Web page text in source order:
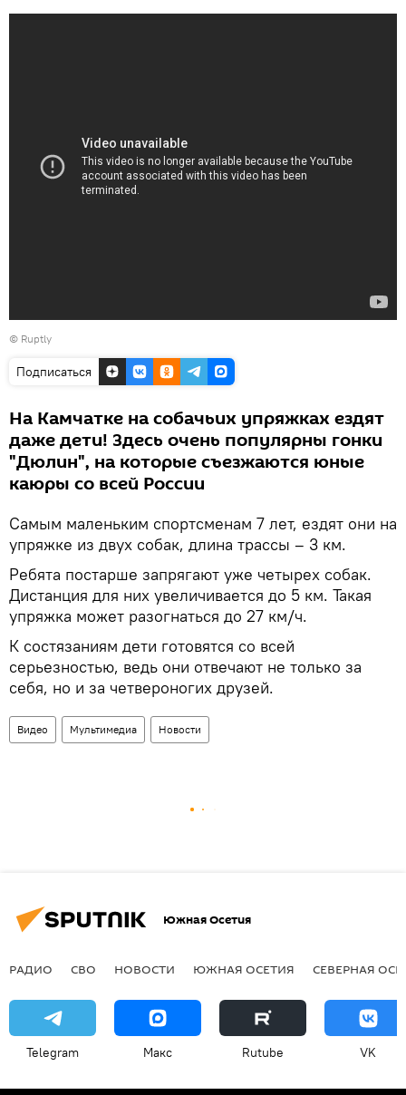
© Ruptly
Подписаться
На Камчатке на собачьих упряжках ездят
даже дети! Здесь очень популярны гонки
"Дюлин", на которые съезжаются юные
каюры со всей России
Самым маленьким спортсменам 7 лет, ездят они на
упряжке из двух собак, длина трассы – 3 км.
Ребята постарше запрягают уже четырех собак.
Дистанция для них увеличивается до 5 км. Такая
упряжка может разогнаться до 27 км/ч.
К состязаниям дети готовятся со всей
серьезностью, ведь они отвечают не только за
себя, но и за четвероногих друзей.
Видео Мультимедиа Новости
Южная Осетия
РАДИО СВО НОВОСТИ ЮЖНАЯ ОСЕТИЯ СЕВЕРНАЯ
Telegram Макс Rutube VK